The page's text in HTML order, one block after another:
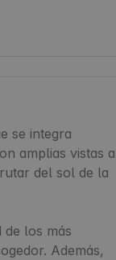
se integra
amplias vistas a
del sol de la
los más
Además,